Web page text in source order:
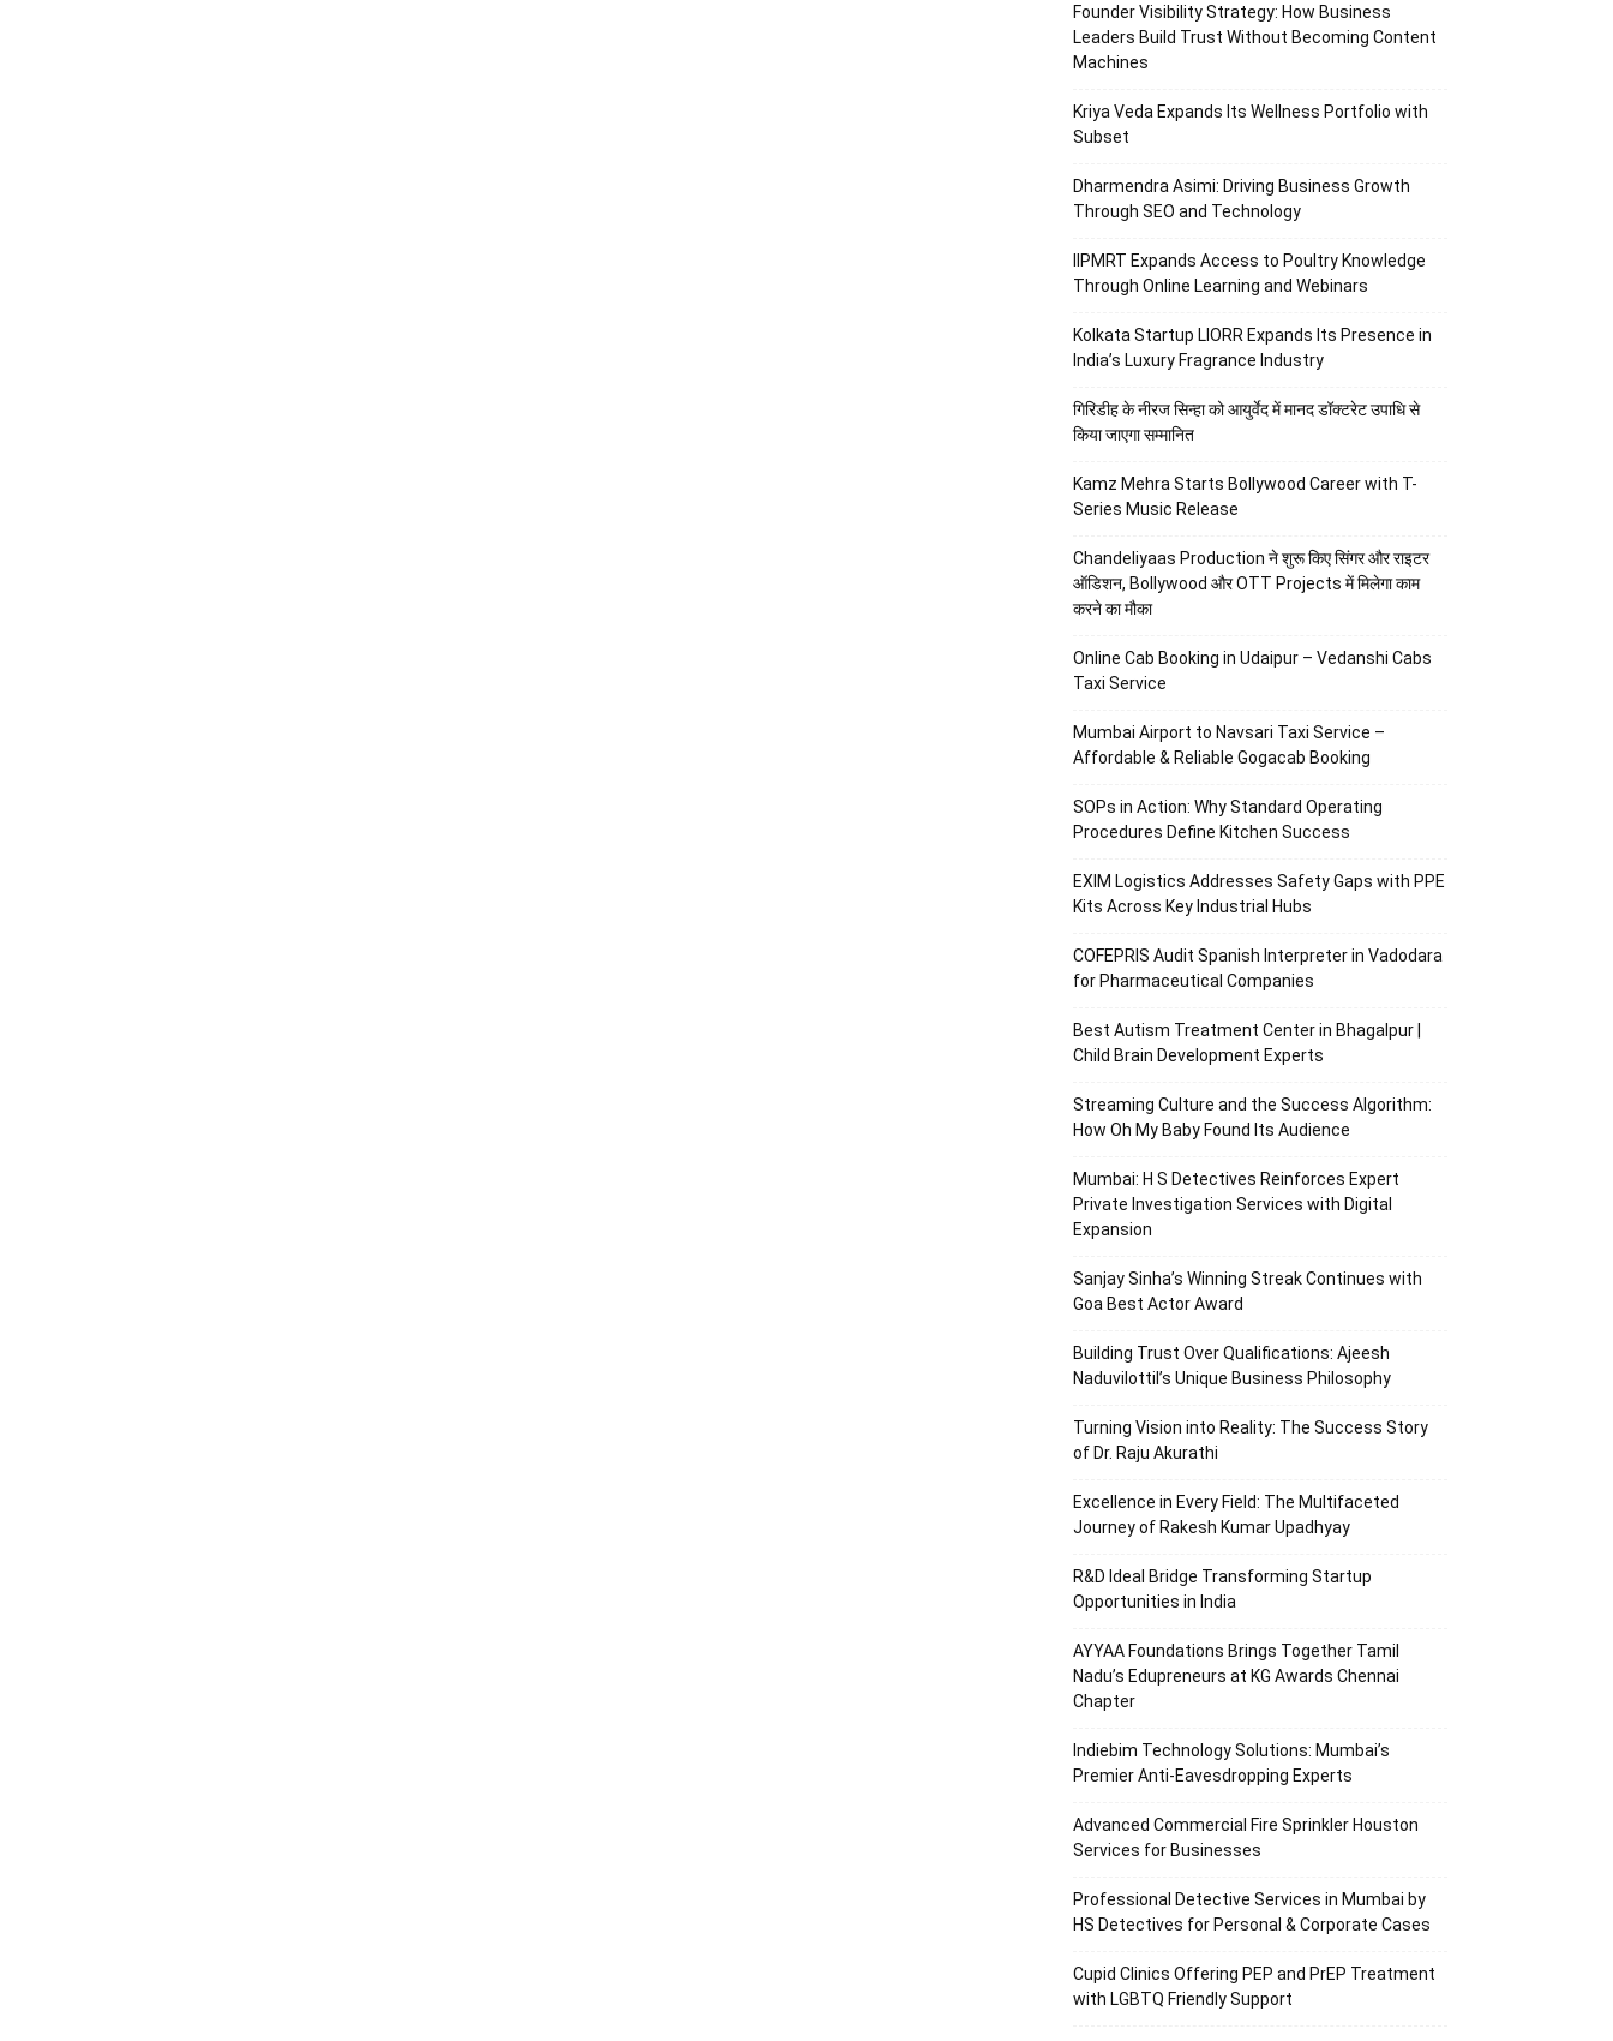
Founder Visibility Strategy: How Business
Leaders Build Trust Without Becoming Content
Machines
Kriya Veda Expands Its Wellness Portfolio with
Subset
Dharmendra Asimi: Driving Business Growth
Through SEO and Technology
IIPMRT Expands Access to Poultry Knowledge
Through Online Learning and Webinars
Kolkata Startup LIORR Expands Its Presence in
India’s Luxury Fragrance Industry
गिरिडीह के नीरज सिन्हा को आयुर्वेद में मानद डॉक्टरेट उपाधि से
किया जाएगा सम्मानित
Kamz Mehra Starts Bollywood Career with T-
Series Music Release
Chandeliyaas Production ने शुरू किए सिंगर और राइटर
ऑडिशन, Bollywood और OTT Projects में मिलेगा काम
करने का मौका
Online Cab Booking in Udaipur – Vedanshi Cabs
Taxi Service
Mumbai Airport to Navsari Taxi Service –
Affordable & Reliable Gogacab Booking
SOPs in Action: Why Standard Operating
Procedures Define Kitchen Success
EXIM Logistics Addresses Safety Gaps with PPE
Kits Across Key Industrial Hubs
COFEPRIS Audit Spanish Interpreter in Vadodara
for Pharmaceutical Companies
Best Autism Treatment Center in Bhagalpur |
Child Brain Development Experts
Streaming Culture and the Success Algorithm:
How Oh My Baby Found Its Audience
Mumbai: H S Detectives Reinforces Expert
Private Investigation Services with Digital
Expansion
Sanjay Sinha’s Winning Streak Continues with
Goa Best Actor Award
Building Trust Over Qualifications: Ajeesh
Naduvilottil’s Unique Business Philosophy
Turning Vision into Reality: The Success Story
of Dr. Raju Akurathi
Excellence in Every Field: The Multifaceted
Journey of Rakesh Kumar Upadhyay
R&D Ideal Bridge Transforming Startup
Opportunities in India
AYYAA Foundations Brings Together Tamil
Nadu’s Edupreneurs at KG Awards Chennai
Chapter
Indiebim Technology Solutions: Mumbai’s
Premier Anti-Eavesdropping Experts
Advanced Commercial Fire Sprinkler Houston
Services for Businesses
Professional Detective Services in Mumbai by
HS Detectives for Personal & Corporate Cases
Cupid Clinics Offering PEP and PrEP Treatment
with LGBTQ Friendly Support